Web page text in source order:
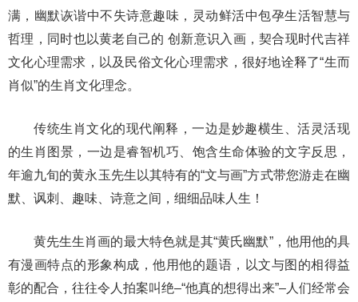
满，幽默诙谐中不失诗意趣味，灵动鲜活中包孕生活智慧与
哲理，同时也以黄老自己的 创新意识入画，契合现时代吉祥
文化心理需求，以及民俗文化心理需求，很好地诠释了“生而
肖似”的生肖文化理念。
传统生肖文化的现代阐释，一边是妙趣横生、活灵活现
的生肖图景，一边是睿智机巧、饱含生命体验的文字反思，
年逾九旬的黄永玉先生以其特有的“文与画”方式带您游走在幽
默、讽刺、趣味、诗意之间，细细品味人生！
黄先生生肖画的最大特色就是其“黄氏幽默”，他用他的具
有漫画特点的形象构成，他用他的题语，以文与图的相得益
彰的配合，往往令人拍案叫绝–“他真的想得出来”–人们经常会